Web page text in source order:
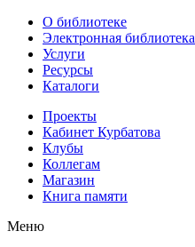
О библиотеке
Электронная библиотека
Услуги
Ресурсы
Каталоги
Проекты
Кабинет Курбатова
Клубы
Коллегам
Магазин
Книга памяти
Меню